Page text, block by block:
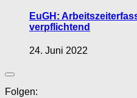
EuGH:
verpflichtend
24. Juni 2022
Folgen: